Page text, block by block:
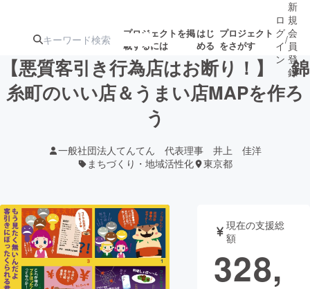
プロジェクトを掲
載するには
はじ
める
プロジェクト
をさがす
注目の新着プロ
テクノロジー・ガジェット ゲーム・サ
映像・映画 書籍・雑誌
ロ
グ
イ
ン
/
新
規
会
員
登
録
【悪質客引き行為店はお断り！】 錦
糸町のいい店＆うまい店MAPを作ろ
う
一般社団法人てんてん 代表理事 井上 佳洋
まちづくり・地域活性化
東京都
現在の支援総
額
328,